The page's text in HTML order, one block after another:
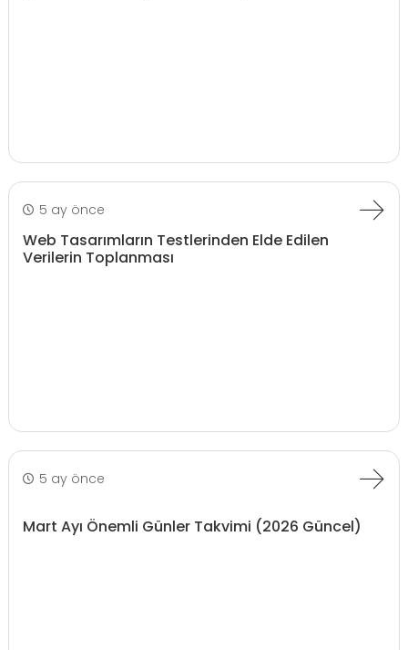
5 ay önce
Web Tasarımların Testlerinden Elde Edilen
Verilerin Toplanması
5 ay önce
Mart Ayı Önemli Günler Takvimi (2026 Güncel)